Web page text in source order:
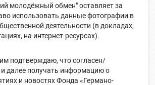
молодёжный обмен" оставляет за
использовать данные фотографии в
деятельности (в докладах,
на интернет-ресурсах).
подтверждаю, что согласен/
и далее получать информацию о
и новостях Фонда «Германо-